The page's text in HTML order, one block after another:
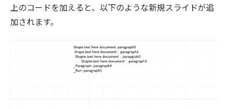
上のコードを加えると、以下のような新規スライドが追
加されます。